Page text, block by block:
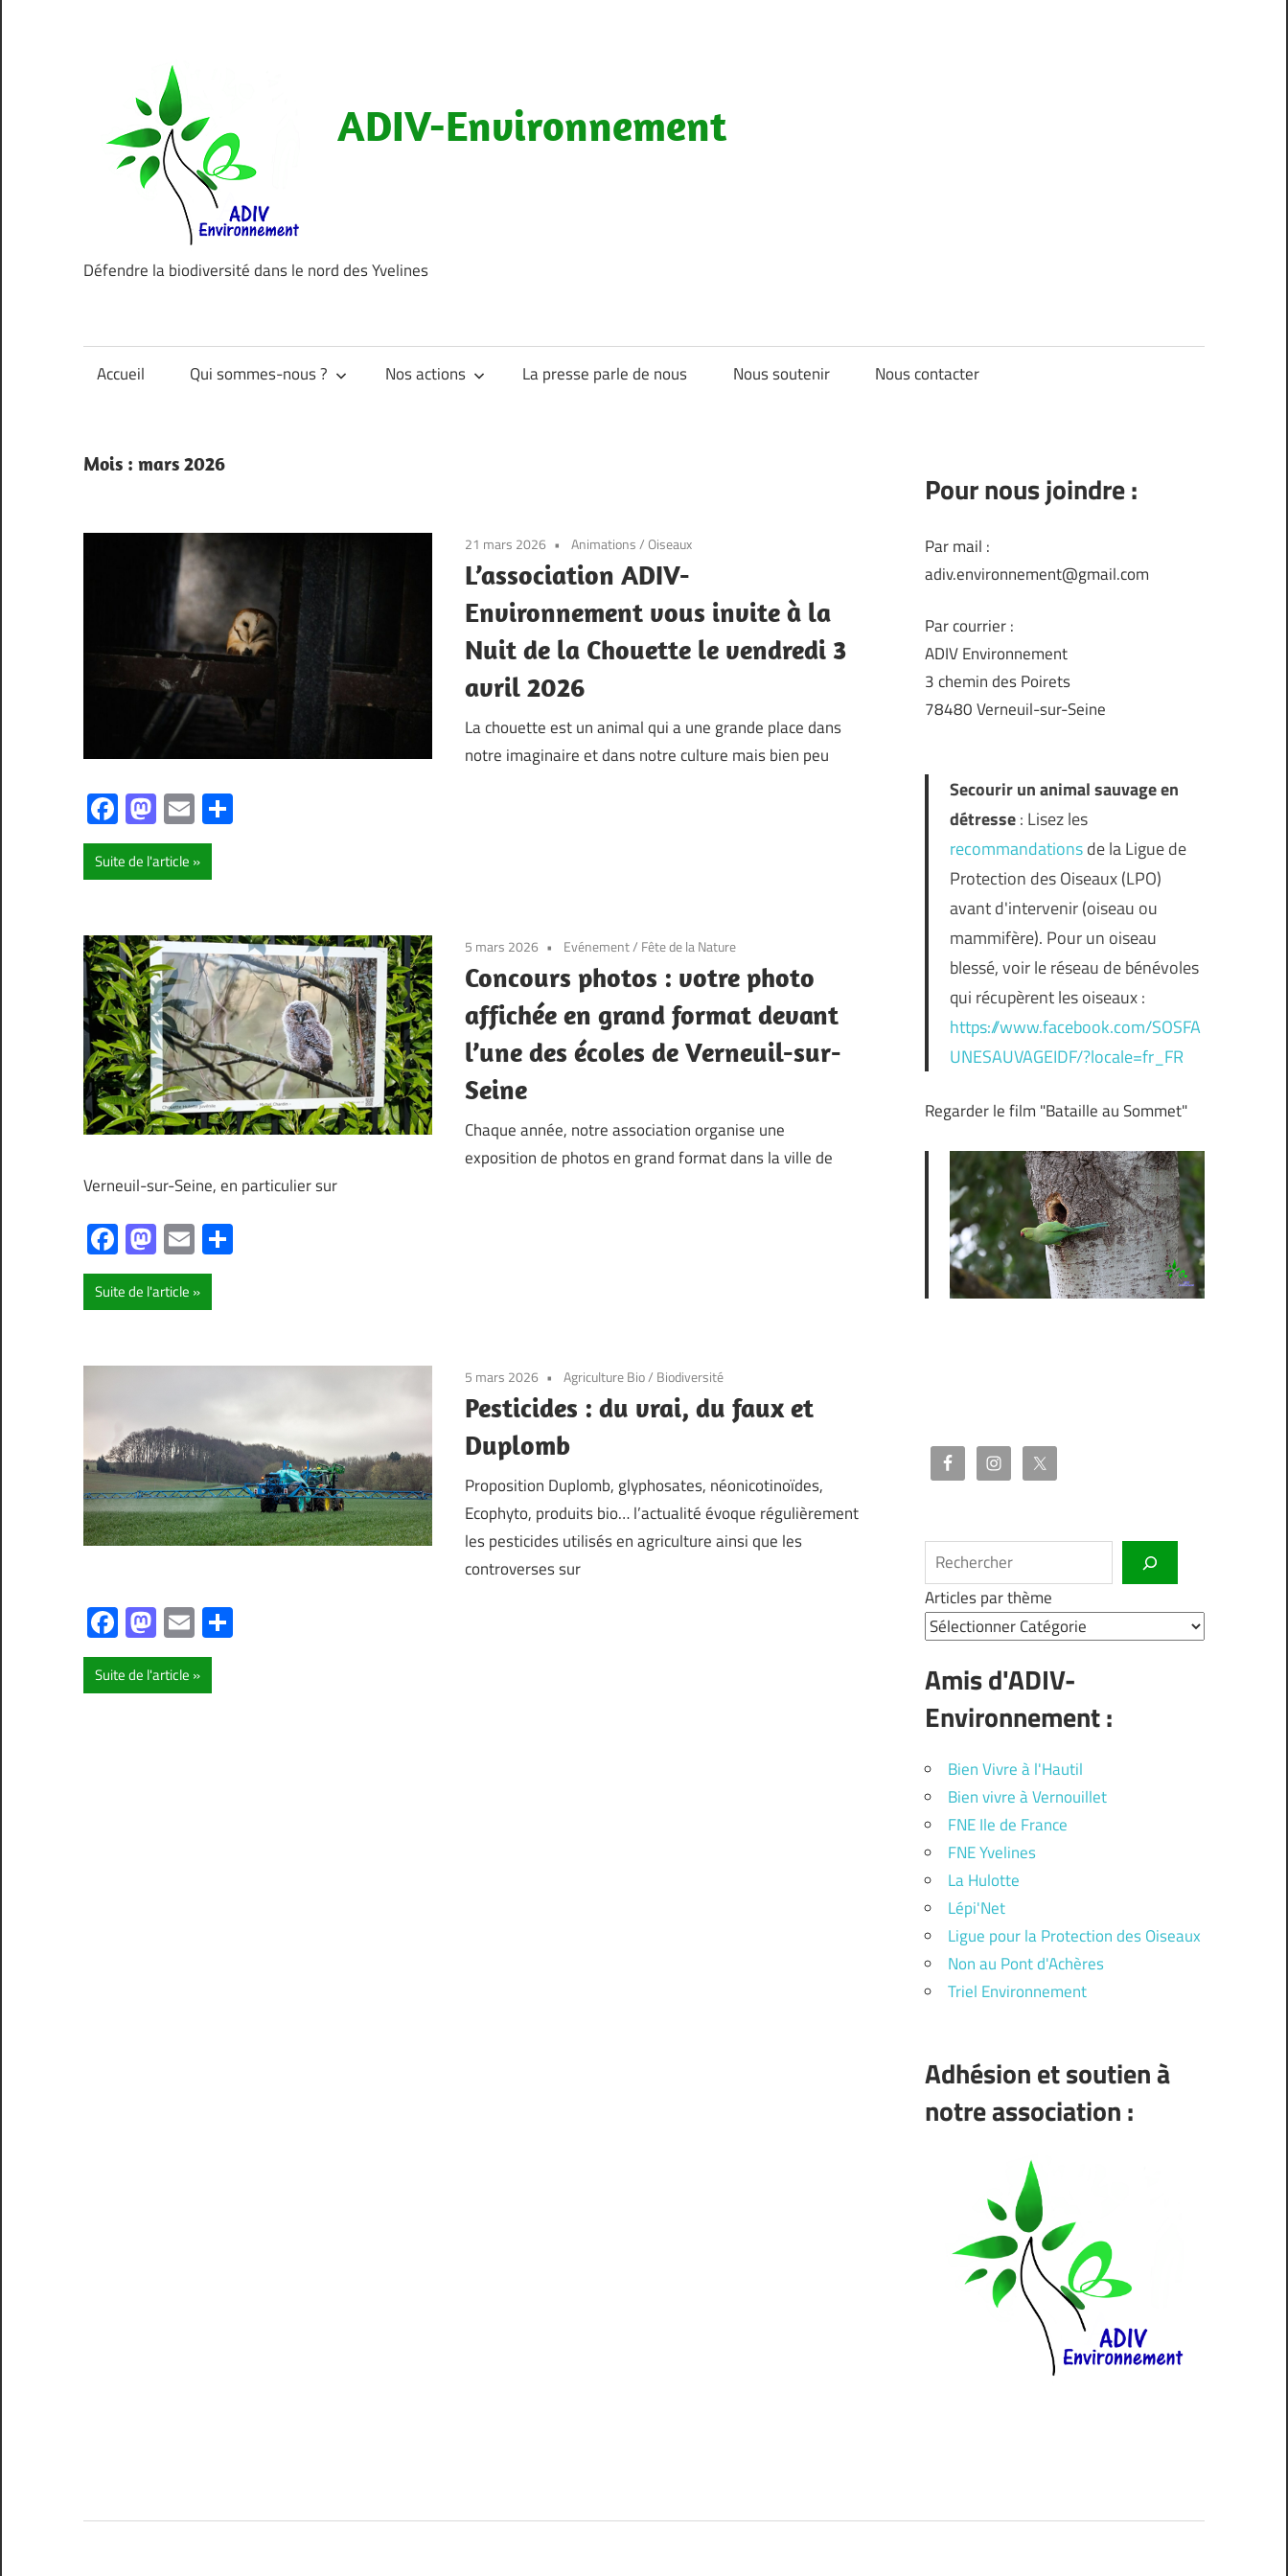
ADIV-Environnement
Défendre la biodiversité dans le nord des Yvelines
Accueil Qui sommes-nous ? Nos actions La presse parle de nous Nous soutenir Nous contacter
Mois : mars 2026
21 mars 2026 Animations/Oiseaux
L’association ADIV-
Environnement vous invite à la
Nuit de la Chouette le vendredi 3
avril 2026
La chouette est un animal qui a une grande place dans
notre imaginaire et dans notre culture mais bien peu
Facebook
Mastodon
Email
Suite de l'article
5 mars 2026 Evénement/ Fête de la Nature
Concours photos : votre photo
affichée en grand format devant
l’une des écoles de Verneuil-sur-
Seine
Chaque année, notre association organise une
exposition de photos en grand format dans la ville de
Verneuil-sur-Seine, en particulier sur
Facebook
Mastodon
Email
Suite de l'article
5 mars 2026 Agriculture Bio/ Biodiversité
Pesticides : du vrai, du faux et
Duplomb
Proposition Duplomb, glyphosates, néonicotinoïdes,
Ecophyto, produits bio… l’actualité évoque régulièrement
les pesticides utilisés en agriculture ainsi que les
controverses sur
Facebook
Mastodon
Email
Suite de l'article
Pour nous joindre :
Par mail :
adiv.environnement@gmail.com
Par courrier :
ADIV Environnement
3 chemin des Poirets
78480 Verneuil-sur-Seine
Secourir un animal sauvage en
détresse: Lisez les
recommandationsde la Ligue de
Protection des Oiseaux (LPO)
avant d'intervenir (oiseau ou
mammifère). Pour un oiseau
blessé, voir le réseau de bénévoles
qui récupèrent les oiseaux :
https://www.facebook.com/SOSFA
UNESAUVAGEIDF/?locale=fr_FR
Regarder le film "Bataille au Sommet"
Rechercher
Articles par thème
Amis d'ADIV-
Environnement :
Bien Vivre à l'Hautil
Bien vivre à Vernouillet
FNE Ile de France
FNE Yvelines
La Hulotte
Lépi'Net
Ligue pour la Protection des Oiseaux
Non au Pont d'Achères
Triel Environnement
Adhésion et soutien à
notre association :